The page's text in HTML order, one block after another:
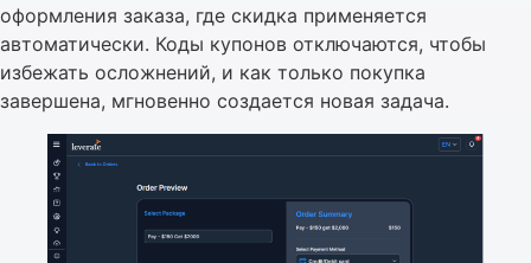
оформления заказа, где скидка применяется
автоматически. Коды купонов отключаются, чтобы
избежать осложнений, и как только покупка
завершена, мгновенно создается новая задача.